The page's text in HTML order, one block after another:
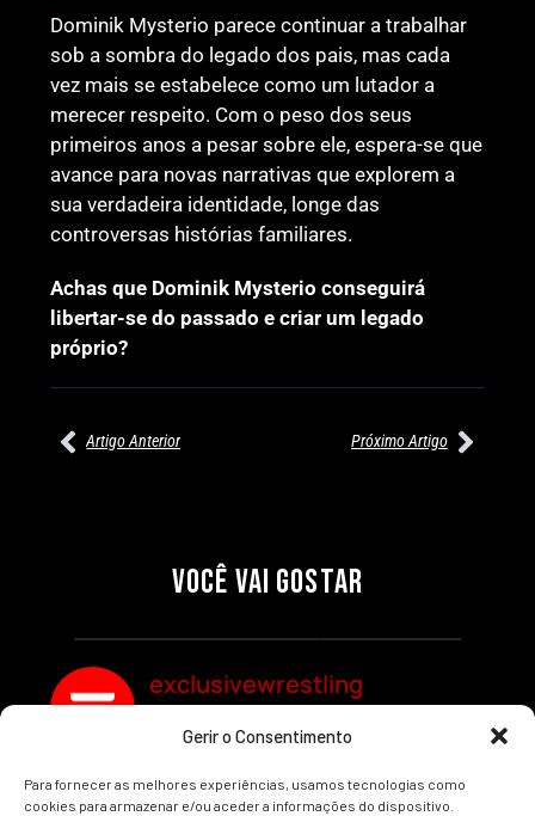
Gerir o Consentimento
Para fornecer as melhores experiências, usamos tecnologias como
cookies para armazenar e/ou aceder a informações do dispositivo.
Dominik Mysterio parece continuar a trabalhar
sob a sombra do legado dos pais, mas cada
vez mais se estabelece como um lutador a
merecer respeito. Com o peso dos seus
primeiros anos a pesar sobre ele, espera-se que
avance para novas narrativas que explorem a
sua verdadeira identidade, longe das
controversas histórias familiares.
Achas que Dominik Mysterio conseguirá
libertar-se do passado e criar um legado
próprio?
Artigo Anterior Próximo Artigo
VOCÊ VAI GOSTAR
SEGMENTOS A NÃO PERDER
Por exclusivewrestling
MUNDIAL FEMININO NA AEW
REDEMPTION
Por exclusivewrestling
exclusivewrestling
Ver mais Artigos